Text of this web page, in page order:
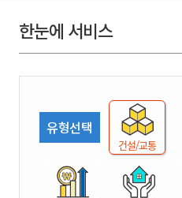
권
도
시
뉴
열
한눈에 서비스
유형선택
건설/교통